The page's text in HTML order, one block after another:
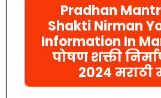
Pradhan
Shakti Nirman
Information In
पोषण शक्ती
2024 मराठी